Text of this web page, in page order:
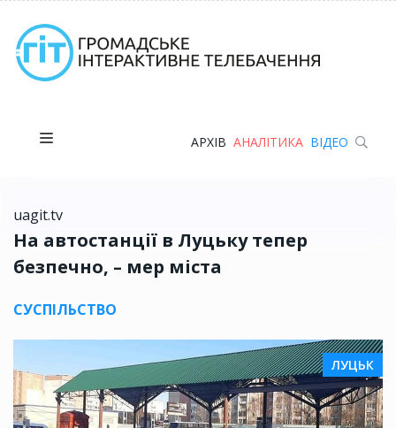
АРХІВ АНАЛІТИКА ВІДЕО
uagit.tv
На автостанції в Луцьку тепер
безпечно, – мер міста
СУСПІЛЬСТВО
ЛУЦЬК